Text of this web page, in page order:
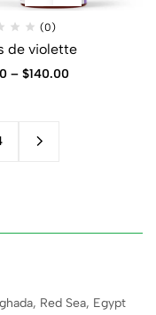
(0)
de violette
– $140.00
Red Sea, Egypt